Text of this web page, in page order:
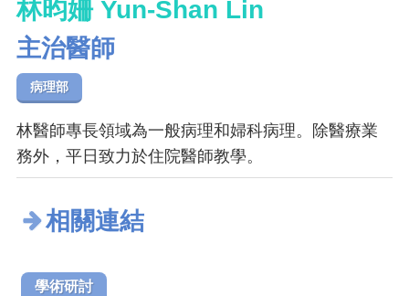
林昀姍 Yun-Shan Lin
主治醫師
病理部
林醫師專長領域為一般病理和婦科病理。除醫療業
務外，平日致力於住院醫師教學。
相關連結
學術研討